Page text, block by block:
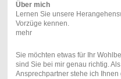
Über mich
Lernen Sie unsere
Vorzüge kennen.
mehr
Sie möchten etwas für Ihr
sind Sie bei mir genau richtig.
Ansprechpartner stehe ich